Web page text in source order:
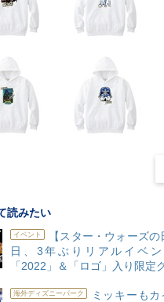
読みたい
イベント
【スター・ウォーズ
日、3年ぶりリアルイベ
「2022」＆「ロゴ」入り限定
海外ディズニーパーク
ミッキーもカ